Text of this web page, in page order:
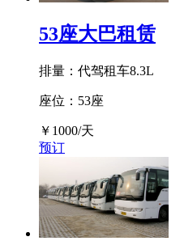
53座大巴租赁
排量：代驾租车8.3L
座位：53座
￥ 1000/天
预订